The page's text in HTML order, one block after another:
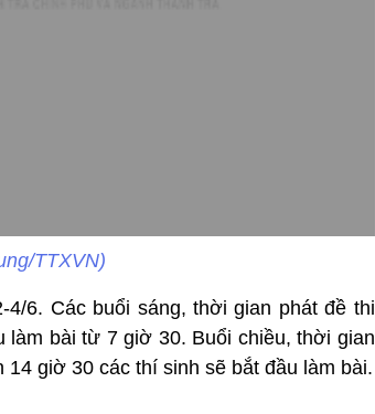
TTXVN)
6. Các buổi sáng, thời gian phát đề thi
bài từ 7 giờ 30. Buổi chiều, thời gian
giờ 30 các thí sinh sẽ bắt đầu làm bài.